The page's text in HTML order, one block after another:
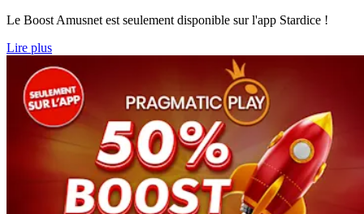
Le Boost Amusnet est seulement disponible sur l'app Stardice !
Lire plus